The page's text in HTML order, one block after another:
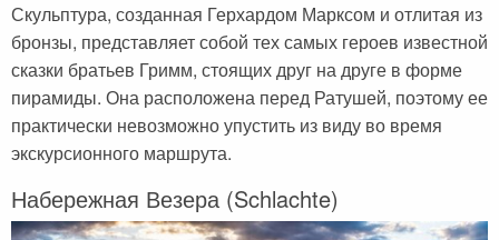
Скульптура, созданная Герхардом Марксом и отлитая из
бронзы, представляет собой тех самых героев известной
сказки братьев Гримм, стоящих друг на друге в форме
пирамиды. Она расположена перед Ратушей, поэтому ее
практически невозможно упустить из виду во время
экскурсионного маршрута.
Набережная Везера (Schlachte)